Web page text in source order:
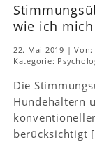
wie ich
22. Mai 2019 | Von:
Kategorie:
Die
Hundehaltern
berücksichtigt